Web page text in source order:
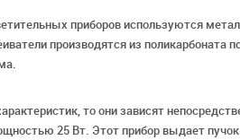
приборов используются
производятся из поликарбоната
то они зависят
25 Вт. Этот прибор выдает